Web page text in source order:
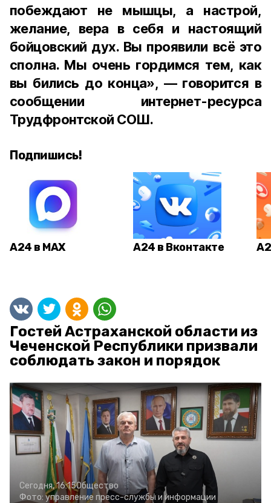
побеждают не мышцы, а настрой,
желание, вера в себя и настоящий
бойцовский дух. Вы проявили всё это
сполна. Мы очень гордимся тем, как
вы бились до конца», — говорится в
сообщении интернет-ресурса
Трудфронтской СОШ.
Подпишись!
А24 в MAX А24 в Вконтакте
Гостей Астраханской области из
Чеченской Республики призвали
соблюдать закон и порядок
Сегодня, 16:15Общество
Фото: управление пресс-службы и информации